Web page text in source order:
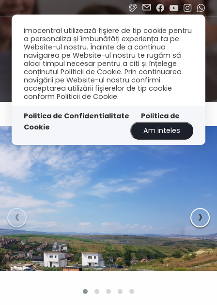
imocentral utilizează fişiere de tip cookie pentru
a personaliza și îmbunătăți experiența ta pe
Website-ul nostru. Înainte de a continua
navigarea pe Website-ul nostru te rugăm să
aloci timpul necesar pentru a citi și înțelege
conținutul Politicii de Cookie. Prin continuarea
navigării pe Website-ul nostru confirmi
acceptarea utilizării fişierelor de tip cookie
conform Politicii de Cookie.
Politica de Confidentialitate
Politica de
Cookie
Am inteles
‹ ›